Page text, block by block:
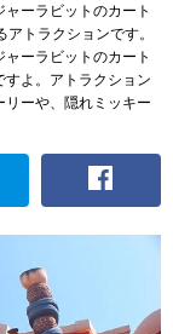
ーラビットのカート
トラクションです。
ーラビットのカート
すよ。アトラクション
ーや、隠れミッキー